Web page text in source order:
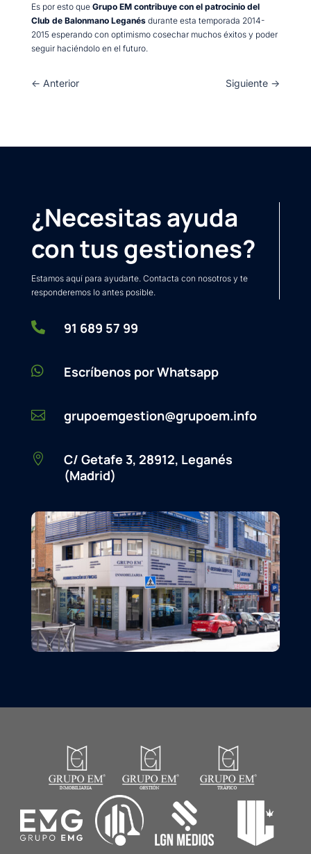
Es por esto que Grupo EM contribuye con el patrocinio del
Club de Balonmano Leganésdurante esta temporada 2014-
2015 esperando con optimismo cosechar muchos éxitos y poder
seguir haciéndolo en el futuro.
← Anterior Siguiente →
¿Necesitas ayuda
con tus gestiones?
Estamos aquí para ayudarte. Contacta con nosotros y te
responderemos lo antes posible.
 91 689 57 99
 Escríbenos por Whatsapp
 grupoemgestion@grupoem.info

C/ Getafe 3, 28912, Leganés
(Madrid)